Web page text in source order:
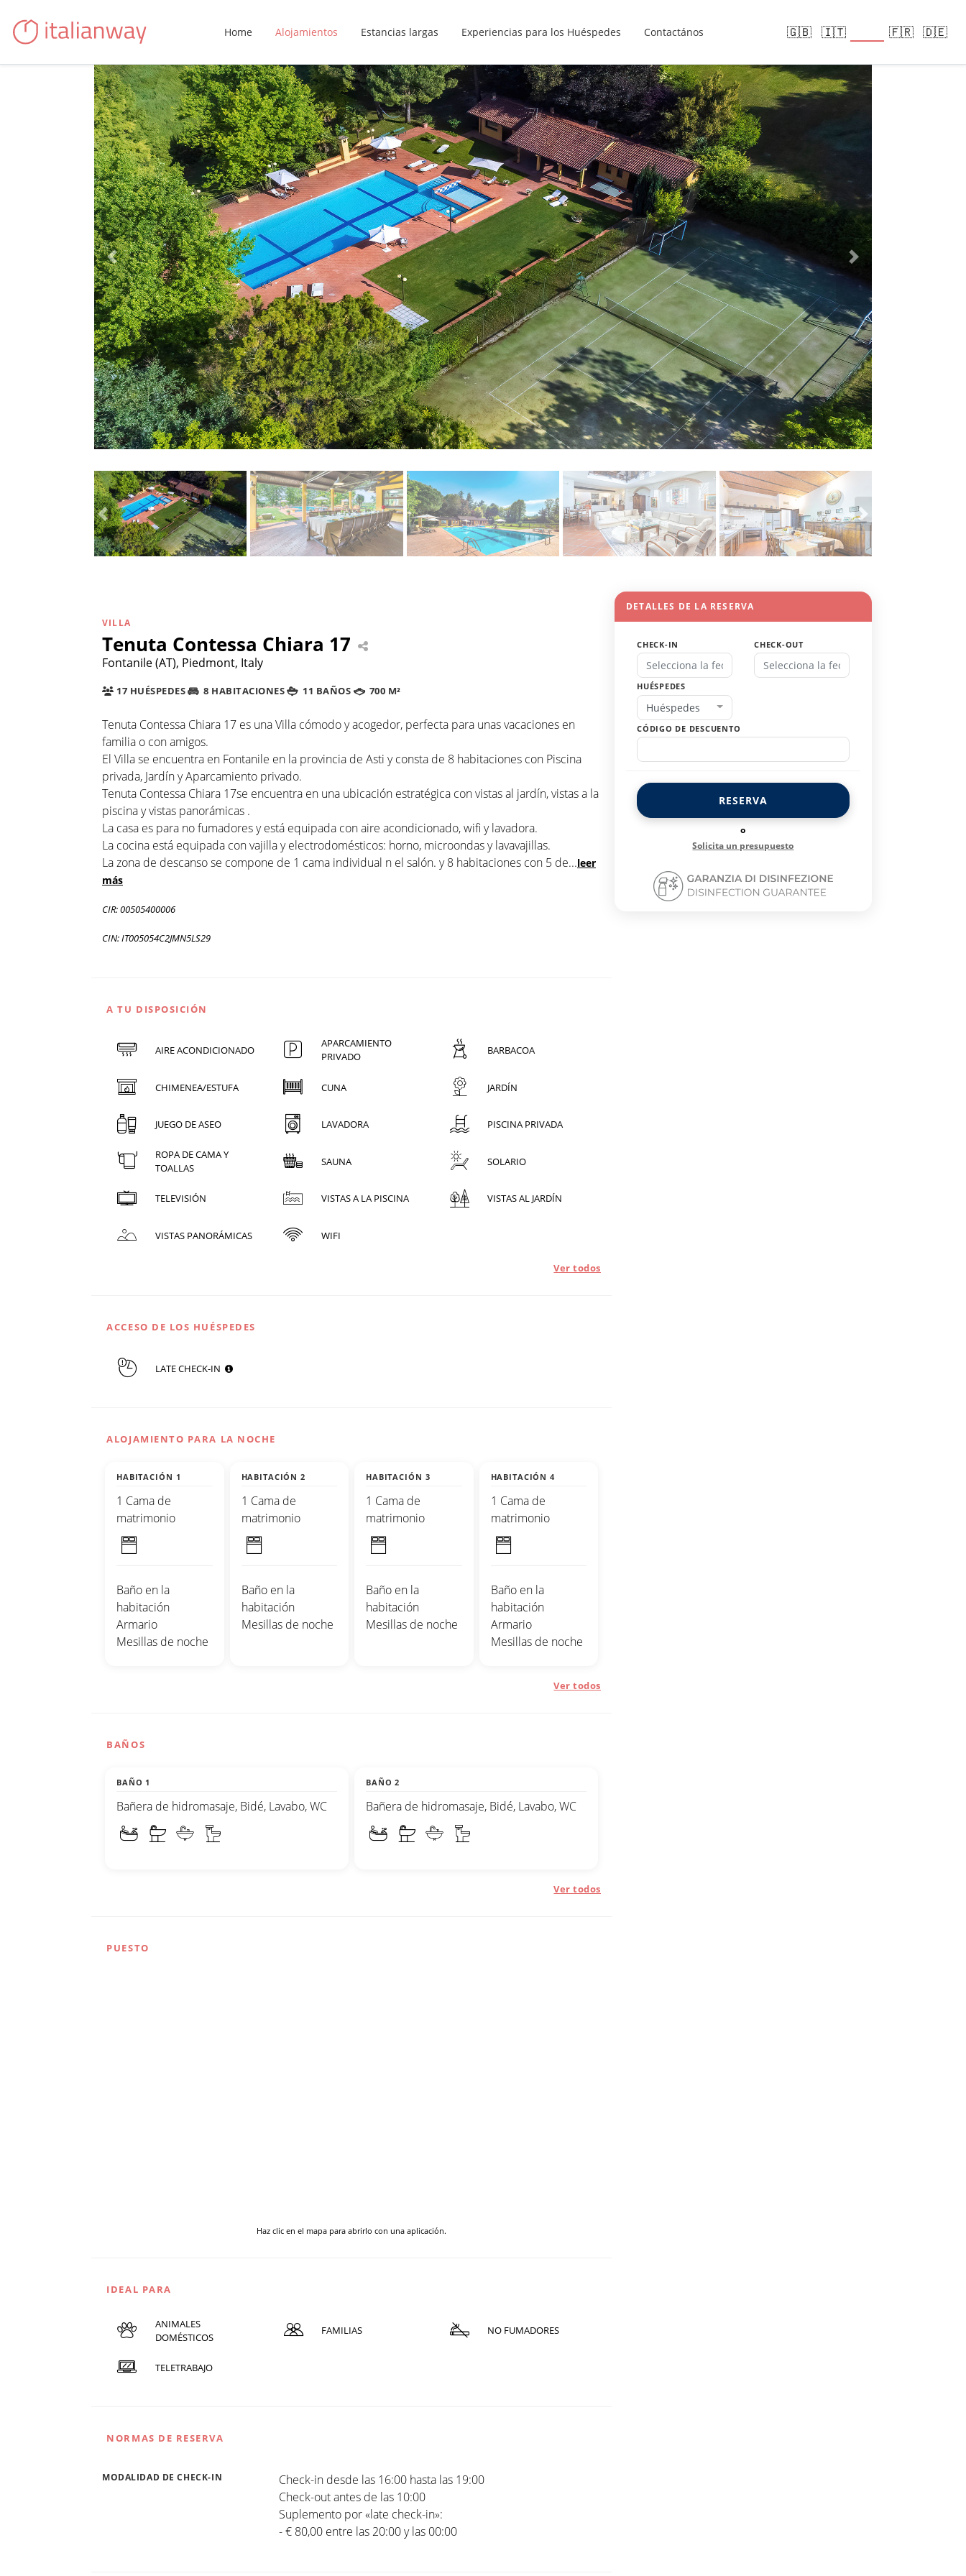
Home Alojamientos Estancias largas Experiencias para los Huéspedes Contactános 🇬🇧 🇮🇹 🇫🇷 🇩🇪
VILLA
Tenuta Contessa Chiara 17
Fontanile (AT), Piedmont, Italy
17 HUÉSPEDES 8 HABITACIONES 11 BAÑOS 700 M²
Tenuta Contessa Chiara 17 es una Villa cómodo y acogedor, perfecta para unas vacaciones en
familia o con amigos.
El Villa se encuentra en Fontanile en la provincia de Asti y consta de 8 habitaciones con Piscina
privada, Jardín y Aparcamiento privado.
Tenuta Contessa Chiara 17se encuentra en una ubicación estratégica con vistas al jardín, vistas a la
piscina y vistas panorámicas .
La casa es para no fumadores y está equipada con aire acondicionado, wifi y lavadora.
La cocina está equipada con vajilla y electrodomésticos: horno, microondas y lavavajillas.
La zona de descanso se compone de 1 cama individual n el salón. y 8 habitaciones con 5 de...leer
más
CIR: 00505400006
CIN: IT005054C2JMN5LS29
A TU DISPOSICIÓN
AIRE ACONDICIONADO
APARCAMIENTO
PRIVADO
BARBACOA
CHIMENEA/ESTUFA CUNA JARDÍN
JUEGO DE ASEO LAVADORA PISCINA PRIVADA
ROPA DE CAMA Y
TOALLAS
SAUNA SOLARIO
TELEVISIÓN VISTAS A LA PISCINA VISTAS AL JARDÍN
VISTAS PANORÁMICAS WIFI
Ver todos
ACCESO DE LOS HUÉSPEDES
LATE CHECK-IN
ALOJAMIENTO PARA LA NOCHE
HABITACIÓN 1
1 Cama de
matrimonio
Baño en la
habitación
Armario
Mesillas de noche
HABITACIÓN 2
1 Cama de
matrimonio
Baño en la
habitación
Mesillas de noche
HABITACIÓN 3
1 Cama de
matrimonio
Baño en la
habitación
Mesillas de noche
HABITACIÓN 4
1 Cama de
matrimonio
Baño en la
habitación
Armario
Mesillas de noche
Ver todos
BAÑOS
BAÑO 1
Bañera de hidromasaje, Bidé, Lavabo, WC
BAÑO 2
Bañera de hidromasaje, Bidé, Lavabo, WC
Ver todos
PUESTO
Haz clic en el mapa para abrirlo con una aplicación.
IDEAL PARA
ANIMALES
DOMÉSTICOS
FAMILIAS NO FUMADORES
TELETRABAJO
NORMAS DE RESERVA
MODALIDAD DE CHECK-IN
Check-in desde las 16:00 hasta las 19:00
Check-out antes de las 10:00
Suplemento por «late check-in»:
- € 80,00 entre las 20:00 y las 00:00
DETALLES DE LA RESERVA
CHECK-IN CHECK-OUT
HUÉSPEDES
Huéspedes
CÓDIGO DE DESCUENTO
RESERVA
o
Solicita un presupuesto